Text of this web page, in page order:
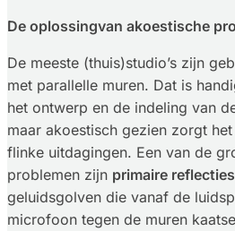
De oplossingvan akoestische
De meeste (thuis)studio’s zijn
met parallelle muren. Dat is
het ontwerp en de indeling van
maar akoestisch gezien zorgt
flinke uitdagingen. Een van de
problemen zijn primaire reflecties
geluidsgolven die vanaf de
microfoon tegen de muren